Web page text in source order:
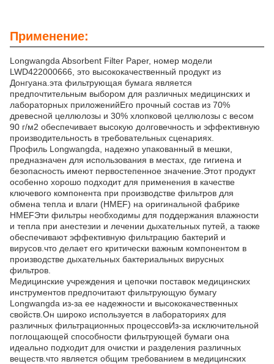
Применение:
Longwangda Absorbent Filter Paper, номер модели
LWD422000666, это высококачественный продукт из
Донгуана.эта фильтрующая бумага является
предпочтительным выбором для различных медицинских и
лабораторных приложенийЕго прочный состав из 70%
древесной целлюлозы и 30% хлопковой целлюлозы с весом
90 г/м2 обеспечивает высокую долговечность и эффективную
производительность в требовательных сценариях.
Профиль Longwangda, надежно упакованный в мешки,
предназначен для использования в местах, где гигиена и
безопасность имеют первостепенное значение.Этот продукт
особенно хорошо подходит для применения в качестве
ключевого компонента при производстве фильтров для
обмена тепла и влаги (HMEF) на оригинальной фабрике
HMEFЭти фильтры необходимы для поддержания влажности
и тепла при анестезии и лечении дыхательных путей, а также
обеспечивают эффективную фильтрацию бактерий и
вирусов.что делает его критически важным компонентом в
производстве дыхательных бактериальных вирусных
фильтров.
Медицинские учреждения и цепочки поставок медицинских
инструментов предпочитают фильтрующую бумагу
Longwangda из-за ее надежности и высококачественных
свойств.Он широко используется в лабораториях для
различных фильтрационных процессовИз-за исключительной
поглощающей способности фильтрующей бумаги она
идеально подходит для очистки и разделения различных
веществ.что является общим требованием в медицинских